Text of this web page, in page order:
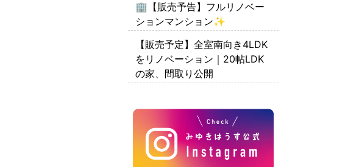
🏢【販売予告】フルリノベー
ションマンション✨
【販売予定】全室南向き4LDK
をリノベーション｜20帖LDK
の家、間取り公開